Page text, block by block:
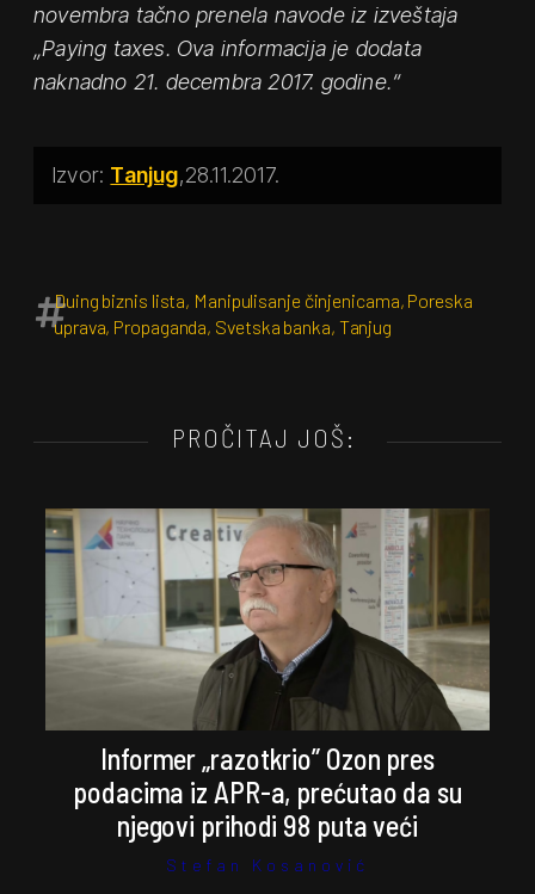
novembra tačno prenela navode iz izveštaja
„Paying taxes. Ova informacija je dodata
naknadno 21. decembra 2017. godine.“
Tanjug 28.11.2017.
Duing biznis lista, Manipulisanje činjenicama, Poreska
uprava, Propaganda, Svetska banka, Tanjug
PROČITAJ JOŠ:
Informer „razotkrio” Ozon pres
podacima iz APR-a, prećutao da su
njegovi prihodi 98 puta veći
Stefan Kosanović